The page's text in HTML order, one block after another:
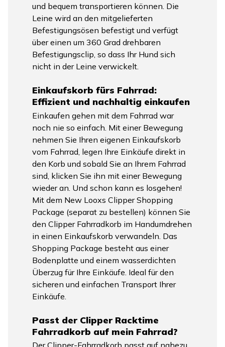
und bequem transportieren können. Die
Leine wird an den mitgelieferten
Befestigungsösen befestigt und verfügt
über einen um 360 Grad drehbaren
Befestigungsclip, so dass Ihr Hund sich
nicht in der Leine verwickelt.
Einkaufskorb fürs Fahrrad:
Effizient und nachhaltig einkaufen
Einkaufen gehen mit dem Fahrrad war
noch nie so einfach. Mit einer Bewegung
nehmen Sie Ihren eigenen Einkaufskorb
vom Fahrrad, legen Ihre Einkäufe direkt in
den Korb und sobald Sie an Ihrem Fahrrad
sind, klicken Sie ihn mit einer Bewegung
wieder an. Und schon kann es losgehen!
Mit dem New Looxs Clipper Shopping
Package (separat zu bestellen) können Sie
den Clipper Fahrradkorb im Handumdrehen
in einen Einkaufskorb verwandeln. Das
Shopping Package besteht aus einer
Bodenplatte und einem wasserdichten
Überzug für Ihre Einkäufe. Ideal für den
sicheren und einfachen Transport Ihrer
Einkäufe.
Passt der Clipper Racktime
Fahrradkorb auf mein Fahrrad?
Der Clipper-Fahrradkorb passt auf nahezu